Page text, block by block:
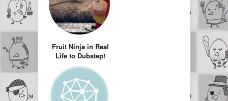
Fruit Ninja in Real
Life to Dubstep!